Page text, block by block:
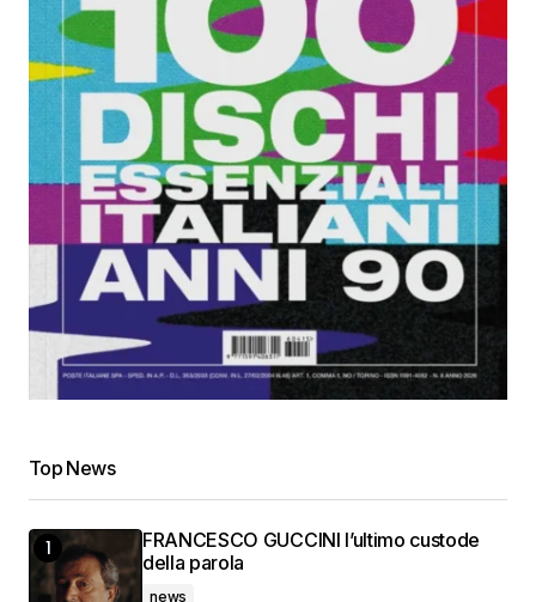
Top News
FRANCESCO GUCCINI l’ultimo custode
della parola
news